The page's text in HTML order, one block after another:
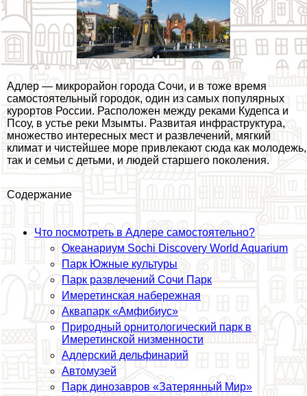
Адлер — микрорайон города Сочи, и в тоже время
самостоятельный городок, один из самых популярных
курортов России. Расположен между реками Кудепса и
Псоу, в устье реки Мзымты. Развитая инфраструктура,
множество интересных мест и развлечений, мягкий
климат и чистейшее море привлекают сюда как молодежь,
так и семьи с детьми, и людей старшего поколения.
Содержание
Что посмотреть в Адлере самостоятельно?
Океанариум Sochi Discovery World Aquarium
Парк Южные культуры
Парк развлечений Сочи Парк
Имеретинская набережная
Аквапарк «Амфибиус»
Природный орнитологический парк в
Имеретинской низменности
Адлерский дельфинарий
Автомузей
Парк динозавров «Затерянный Мир»